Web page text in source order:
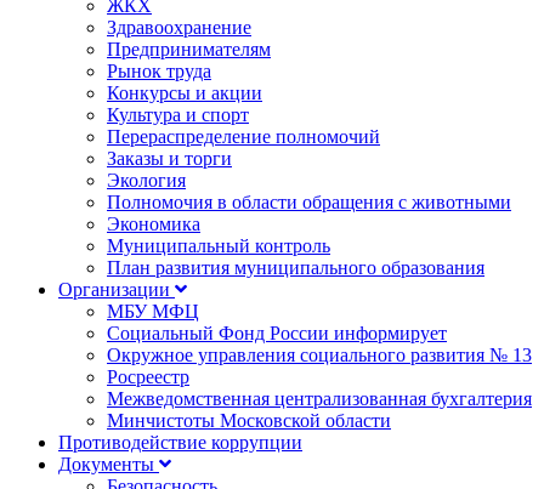
ЖКХ
Здравоохранение
Предпринимателям
Рынок труда
Конкурсы и акции
Культура и спорт
Перераспределение полномочий
Заказы и торги
Экология
Полномочия в области обращения с животными
Экономика
Муниципальный контроль
План развития муниципального образования
Организации
МБУ МФЦ
Социальный Фонд России информирует
Окружное управления социального развития № 13
Росреестр
Межведомственная централизованная бухгалтерия
Минчистоты Московской области
Противодействие коррупции
Документы